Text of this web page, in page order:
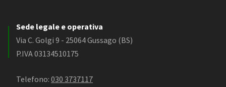
Sede legale e operativa
Via C. Golgi 9 - 25064 Gussago (BS)
P.IVA 03134510175
Telefono: 030 3737117